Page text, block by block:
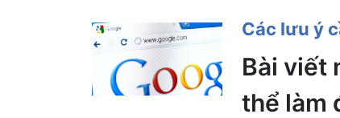
Các lưu ý
Bài viết
thể làm